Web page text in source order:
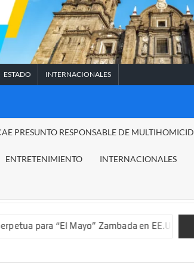
ESTADO INTERNACIONALES
PRESUNTO RESPONSABLE DE
ENTRETENIMIENTO INTERNACIONALES
Mayo” Zambada en EE.UU.; ordenan